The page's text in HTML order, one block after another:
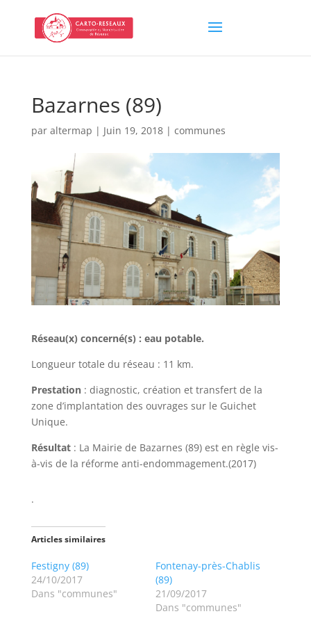
Bazarnes (89)
par altermap | Juin 19, 2018| communes
Réseau(x) concerné(s) : eau potable.
Longueur totale du réseau : 11 km.
Prestation: diagnostic, création et transfert de la
zone d’implantation des ouvrages sur le Guichet
Unique.
Résultat: La Mairie de Bazarnes (89) est en règle vis-
à-vis de la réforme anti-endommagement.(2017)
.
Articles similaires
Festigny (89)
24/10/2017
Dans "communes"
Fontenay-près-Chablis
(89)
21/09/2017
Dans "communes"